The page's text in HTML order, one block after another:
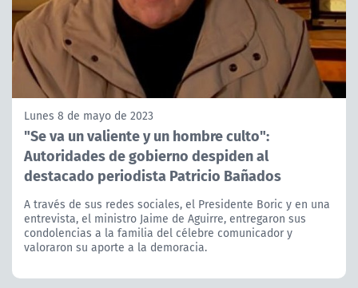
Lunes 8 de mayo de 2023
"Se va un valiente y un hombre culto":
Autoridades de gobierno despiden al
destacado periodista Patricio Bañados
A través de sus redes sociales, el Presidente Boric y en una
entrevista, el ministro Jaime de Aguirre, entregaron sus
condolencias a la familia del célebre comunicador y
valoraron su aporte a la demoracia.